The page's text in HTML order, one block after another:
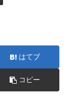
はてブ
コピー